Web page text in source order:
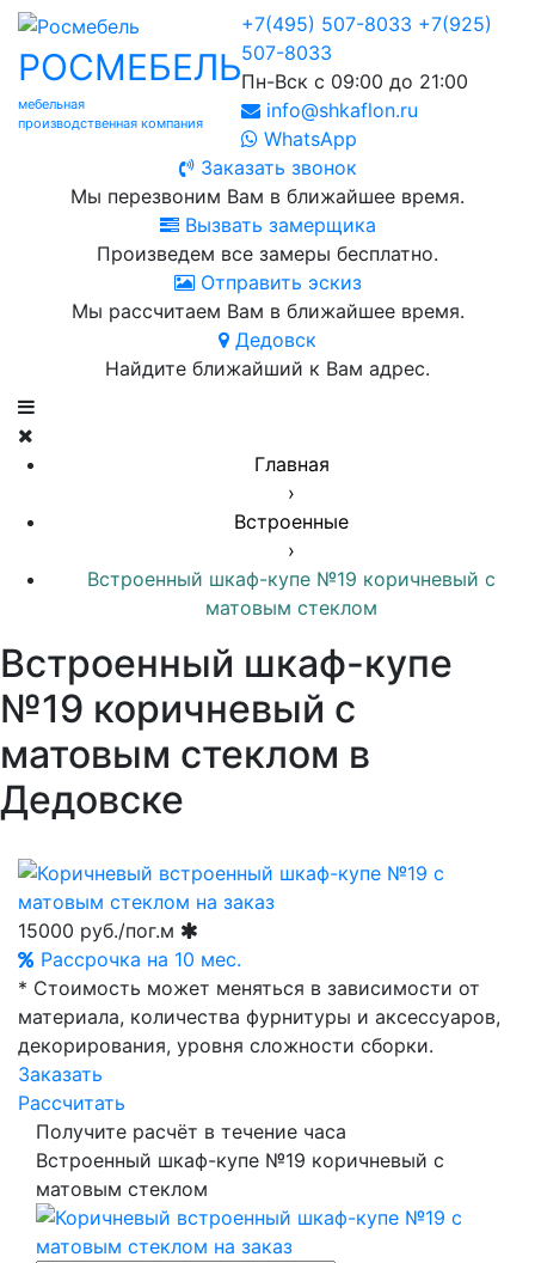
РОСМЕБЕЛЬ
мебельная
производственная компания
+7(495) 507-8033 +7(925)
507-8033
Пн-Вск с 09:00 до 21:00
info@shkaflon.ru
WhatsApp
Заказать звонок
Мы перезвоним Вам в ближайшее время.
Вызвать замерщика
Произведем все замеры бесплатно.
Отправить эскиз
Мы рассчитаем Вам в ближайшее время.
Дедовск
Найдите ближайший к Вам адрес.
Главная
›
Встроенные
›
Встроенный шкаф-купе №19 коричневый с
матовым стеклом
Встроенный шкаф-купе
№19 коричневый с
матовым стеклом в
Дедовске
15000 руб./пог.м
Рассрочка на 10 мес.
* Стоимость может меняться в зависимости от
материала, количества фурнитуры и аксессуаров,
декорирования, уровня сложности сборки.
Заказать
Рассчитать
Получите расчёт в течение часа
Встроенный шкаф-купе №19 коричневый с
матовым стеклом